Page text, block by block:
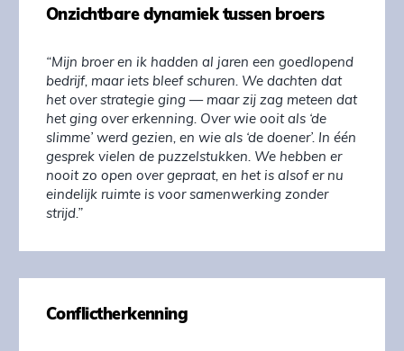
Onzichtbare dynamiek tussen broers
“Mijn broer en ik hadden al jaren een goedlopend
bedrijf, maar iets bleef schuren. We dachten dat
het over strategie ging — maar zij zag meteen dat
het ging over erkenning. Over wie ooit als ‘de
slimme’ werd gezien, en wie als ‘de doener’. In één
gesprek vielen de puzzelstukken. We hebben er
nooit zo open over gepraat, en het is alsof er nu
eindelijk ruimte is voor samenwerking zonder
strijd.”
Conflictherkenning